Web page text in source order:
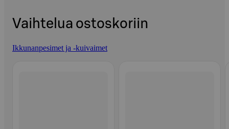
Vaihtelua ostoskoriin
Ikkunanpesimet ja -kuivaimet